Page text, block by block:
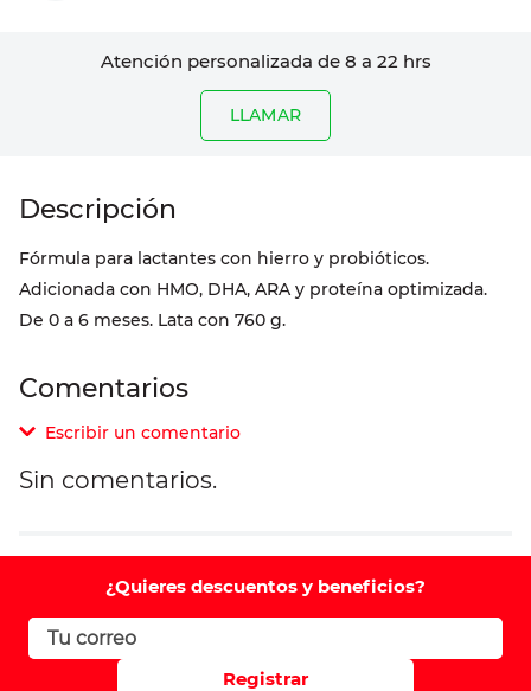
Atención personalizada de 8 a 22 hrs
LLAMAR
Fórmula para lactantes con hierro y probióticos.
Adicionada con HMO, DHA, ARA y proteína optimizada.
De 0 a 6 meses. Lata con 760 g.
Comentarios
Escribir un comentario
Comentario
Califique el producto de 1 a 5 estrellas
Sin comentarios.
¿Quieres descuentos y beneficios?
Registrar